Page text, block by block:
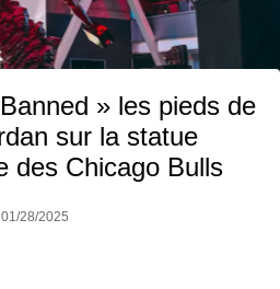
» les pieds de
sur la statue
des Chicago Bulls
01/28/2025